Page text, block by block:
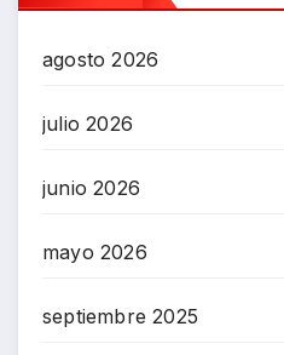
agosto 2026
julio 2026
junio 2026
mayo 2026
septiembre 2025